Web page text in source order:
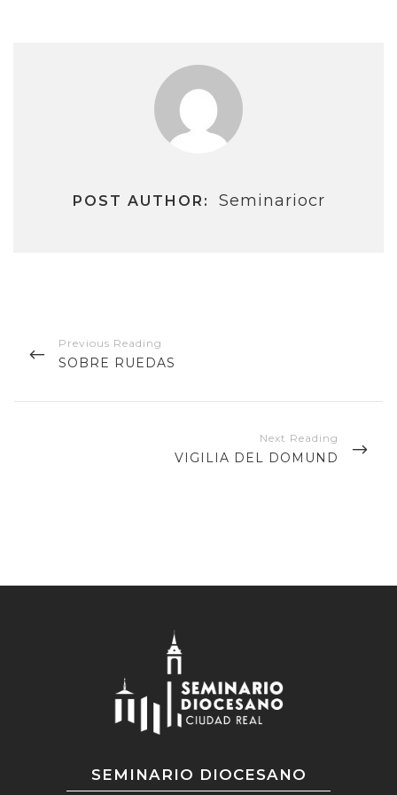
POST AUTHOR: Seminariocr
de
entradas
PREVIOUS
SOBRE RUEDAS
NEXT
VIGILIA DEL DOMUND
SEMINARIO DIOCESANO